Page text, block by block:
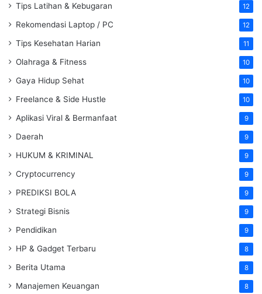
Tips Latihan & Kebugaran 12
Rekomendasi Laptop / PC 12
Tips Kesehatan Harian 11
Olahraga & Fitness 10
Gaya Hidup Sehat 10
Freelance & Side Hustle 10
Aplikasi Viral & Bermanfaat 9
Daerah 9
HUKUM & KRIMINAL 9
Cryptocurrency 9
PREDIKSI BOLA 9
Strategi Bisnis 9
Pendidikan 9
HP & Gadget Terbaru 8
Berita Utama 8
Manajemen Keuangan 8